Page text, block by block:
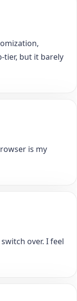
tier, but it barely
is my
over. I feel